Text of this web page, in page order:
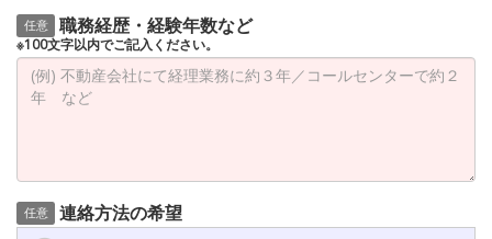
任意 職務経歴・経験年数など
※100文字以内でご記入ください。
任意 連絡方法の希望